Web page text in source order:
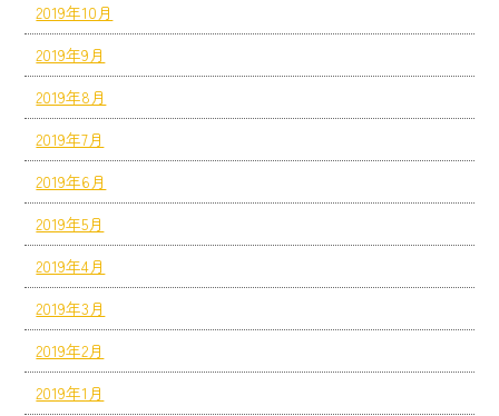
2019年10月
2019年9月
2019年8月
2019年7月
2019年6月
2019年5月
2019年4月
2019年3月
2019年2月
2019年1月